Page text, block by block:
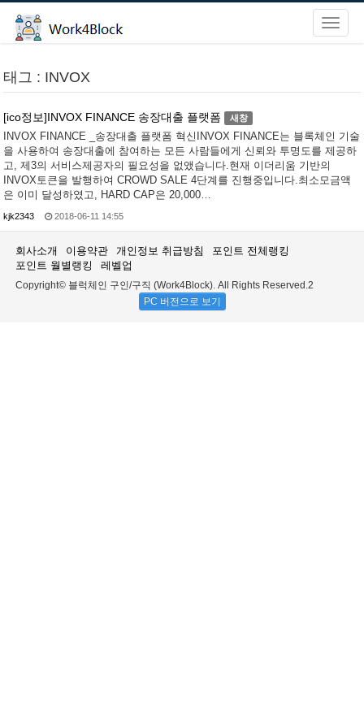
태그 : INVOX
[ico정보]INVOX FINANCE 송장대출 플랫폼 새창
INVOX FINANCE _송장대출 플랫폼 혁신INVOX FINANCE는 블록체인 기술
을 사용하여 송장대출에 참여하는 모든 사람들에게 신뢰와 투명도를 제공하
고, 제3의 서비스제공자의 필요성을 없앴습니다.현재 이더리움 기반의
INVOX토큰을 발행하여 CROWD SALE 4단계를 진행중입니다.최소모금액
은 이미 달성하였고, HARD CAP은 20,000…
kjk2343 2018-06-11 14:55
회사소개 이용약관 개인정보 취급방침
포인트 전체랭킹
포인트 월별랭킹
레벨업
Copyright© 블럭체인 구인/구직 (Work4Block). All Rights Reserved.2
PC 버전으로 보기